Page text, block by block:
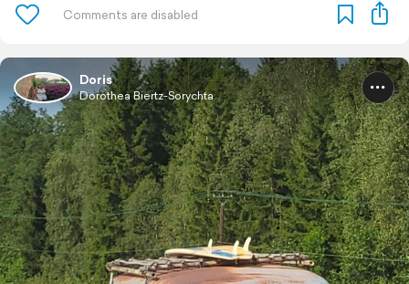
Doris
Dorothea Biertz-Sorychta